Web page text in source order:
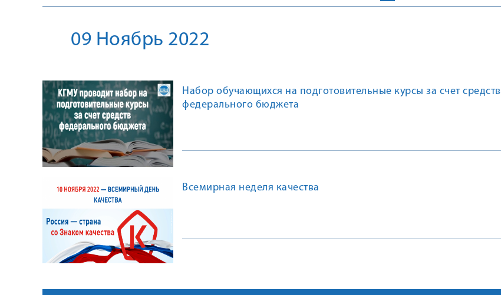
09 Ноябрь 2022
Набор обучающихся на подготовительные курсы за счет средств
федерального бюджета
Всемирная неделя качества